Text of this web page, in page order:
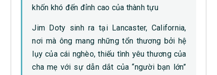
khốn khó đến đỉnh cao của thành tựu
Jim Doty sinh ra tại Lancaster, California,
nơi mà ông mang những tổn thương bởi hệ
lụy của cái nghèo, thiếu tình yêu thương của
cha mẹ với sự dẫn dắt của “người bạn lớn”